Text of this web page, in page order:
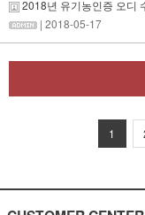
2018년 유기농인증 오디
| 2018-05-17
1